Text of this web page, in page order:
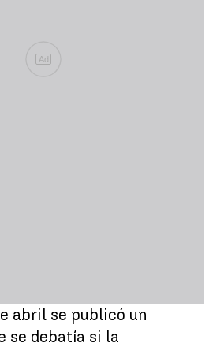
Ad
abril se publicó un
se debatía si la